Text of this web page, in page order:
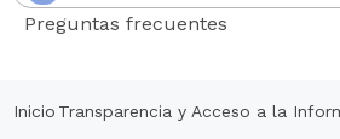
Preguntas frecuentes
Inicio Transparencia y Acceso a la